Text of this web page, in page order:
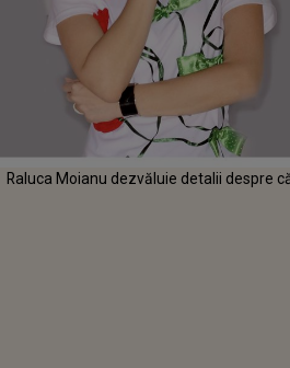
Raluca Moianu dezvăluie detalii despre